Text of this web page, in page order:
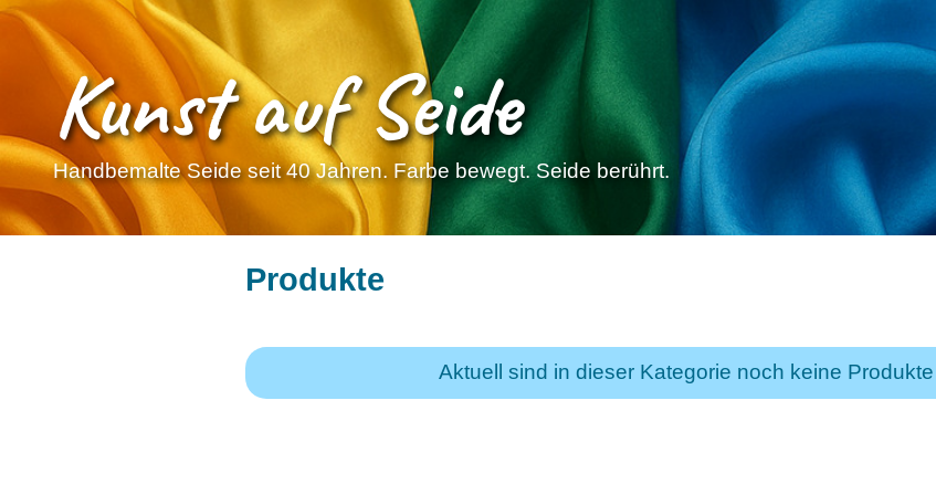
Kunst auf Seide
Handbemalte Seide seit 40 Jahren. Farbe bewegt. Seide berührt.
Produkte
Aktuell sind in dieser Kategorie noch keine